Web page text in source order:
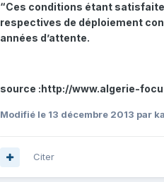
“Ces conditions étant
respectives de déploiement
années d’attente.
source :http://www.algerie-
Modifié le 13 décembre 2013 par
Citer